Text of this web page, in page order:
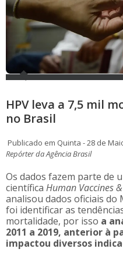
HPV leva a 7,5 mil
no Brasil
Publicado em Quinta - 28 de
Repórter da Agência Brasil
Os dados fazem parte de
científica Human Vaccines
analisou dados oficiais do
foi identificar as
mortalidade, por isso a
2011 a 2019, anterior à
impactou diversos